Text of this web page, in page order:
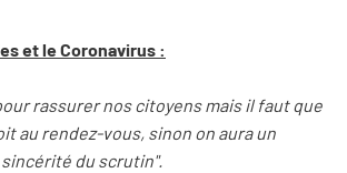
et le Coronavirus :
rassurer nos citoyens mais il faut que
au rendez-vous, sinon on aura un
du scrutin".